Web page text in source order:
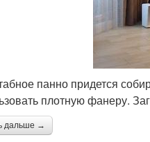
панно придется
плотную фанеру.
дальше →